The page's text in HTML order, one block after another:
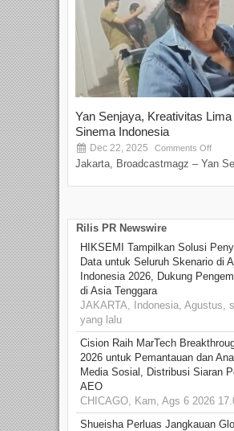
Yan Senjaya, Kreativitas Lima
Sinema Indonesia
Dec 22, 2025 Comments Off
Jakarta, Broadcastmagz – Yan
Rilis PR Newswire
HIKSEMI Tampilkan Solusi
Data untuk Seluruh Skenario di
Indonesia 2026, Dukung
di Asia Tenggara
JAKARTA, Indonesia, Agustus,
yang lalu
Cision Raih MarTech
2026 untuk Pemantauan dan
Media Sosial, Distribusi Siaran
AEO
CHICAGO, Kam, Ags 6 2026
Shueisha Perluas Jangkauan